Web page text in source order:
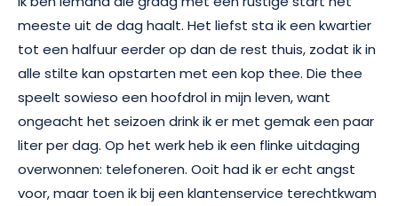
meeste uit de dag haalt. Het liefst sta ik een kwartier
tot een halfuur eerder op dan de rest thuis, zodat ik in
alle stilte kan opstarten met een kop thee. Die thee
speelt sowieso een hoofdrol in mijn leven, want
ongeacht het seizoen drink ik er met gemak een paar
liter per dag. Op het werk heb ik een flinke uitdaging
overwonnen: telefoneren. Ooit had ik er echt angst
voor, maar toen ik bij een klantenservice terechtkwam